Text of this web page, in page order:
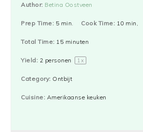
Author: Betina Oostveen
Prep Time: 5 min. Cook Time: 10 min,
Total Time: 15 minuten
Yield: 2 personen 1 x
Category: Ontbijt
Cuisine: Amerikaanse keuken